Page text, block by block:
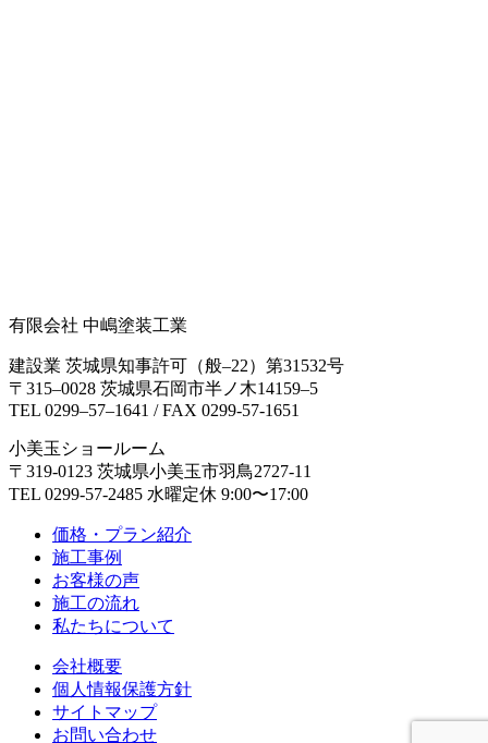
有限会社 中嶋塗装工業
建設業 茨城県知事許可（般‒22）第31532号
〒315‒0028 茨城県石岡市半ノ木14159‒5
TEL 0299‒57‒1641 / FAX 0299-57-1651
小美玉ショールーム
〒319-0123 茨城県小美玉市羽鳥2727-11
TEL 0299-57-2485 水曜定休 9:00〜17:00
価格・プラン紹介
施工事例
お客様の声
施工の流れ
私たちについて
会社概要
個人情報保護方針
サイトマップ
お問い合わせ